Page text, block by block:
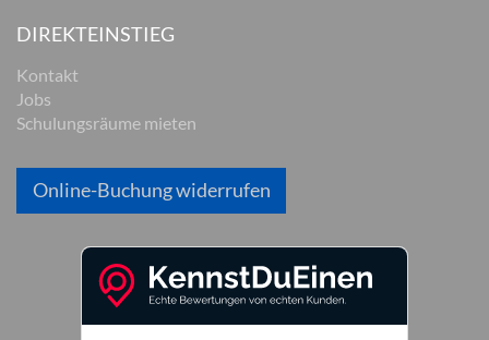
DIREKTEINSTIEG
Kontakt
Jobs
Schulungsräume mieten
Online-Buchung widerrufen